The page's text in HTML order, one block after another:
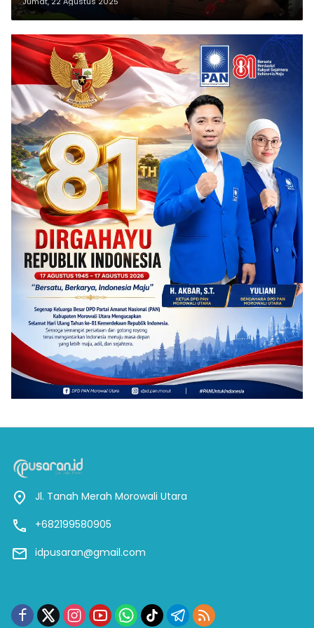
Jl. Tanah Merah Morowali Utara
+682199580905
idpusaran@gmail.com